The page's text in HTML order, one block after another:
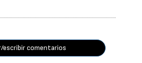
escribir comentarios